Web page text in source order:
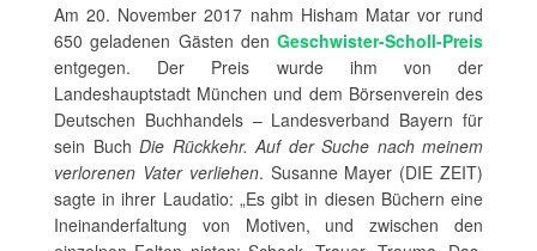
Am 20. November 2017 nahm Hisham Matar vor rund
650 geladenen Gästen den Geschwister-Scholl-Preis
entgegen. Der Preis wurde ihm von der
Landeshauptstadt München und dem Börsenverein des
Deutschen Buchhandels – Landesverband Bayern für
sein Buch Die Rückkehr. Auf der Suche nach meinem
verlorenen Vater verliehen. Susanne Mayer (DIE ZEIT)
sagte in ihrer Laudatio: „Es gibt in diesen Büchern eine
Ineinanderfaltung von Motiven, und zwischen den